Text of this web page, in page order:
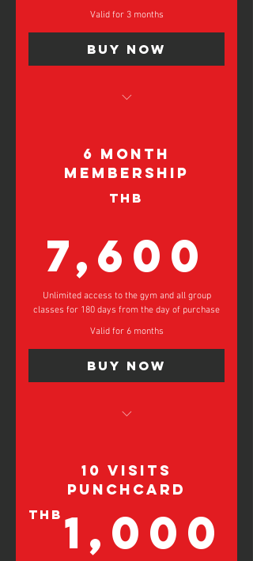
Valid for 3 months
Buy Now
ชั้นเรียนกลุ่มไม่จำกัด
สิทธิ์เข้าใช้ยิมไม่จำกัดเป็นเวลา 3
เดือน
6 Month
Membership
THB
7,600
Unlimited access to the gym and all group
classes for 180 days from the day of purchase
Valid for 6 months
Buy Now
ชั้นเรียนกลุ่มไม่จำกัด
สิทธิ์เข้าใช้ยิมไม่จำกัดเป็นเวลา 6
เดือน
10 Visits
Punchcard
THB 1,000